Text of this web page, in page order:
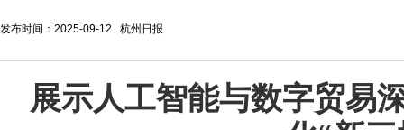
发布时间：2025-09-12 杭州日报
展示人工智能与数字贸易